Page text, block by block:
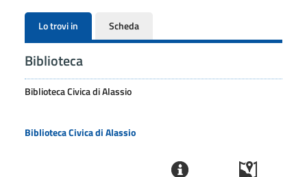
Lo trovi in Scheda
Biblioteca
Biblioteca Civica di Alassio
Biblioteca Civica di Alassio